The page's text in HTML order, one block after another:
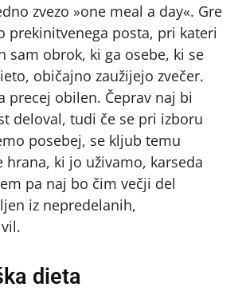
zvezo »one meal a day«. Gre
prekinitvenega posta, pri kateri
sam obrok, ki ga osebe, ki se
običajno zaužijejo zvečer.
precej obilen. Čeprav naj bi
deloval, tudi če se pri izboru
posebej, se kljub temu
hrana, ki jo uživamo, karseda
pa naj bo čim večji del
iz nepredelanih,
dieta